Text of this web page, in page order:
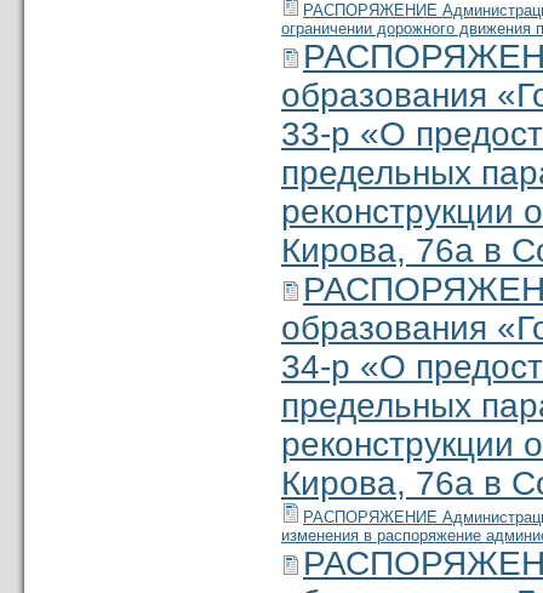
РАСПОРЯЖЕНИЕ
ограничении дорожного
образования
33-р «О
предельных
реконструкции
Кирова, 76а в
образования
34-р «О
предельных
реконструкции
Кирова, 76а в
РАСПОРЯЖЕНИЕ
изменения в распоряжение